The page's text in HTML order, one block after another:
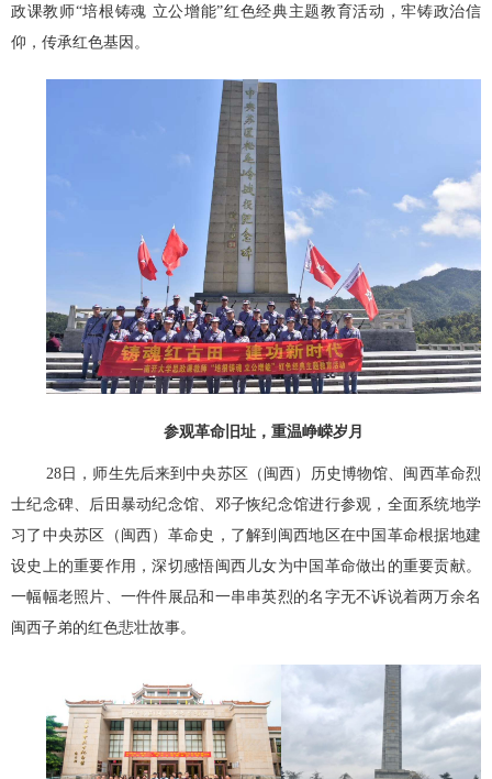
政课教师“培根铸魂 立公增能”红色经典主题教育活动，牢铸政治信
仰，传承红色基因。
参观革命旧址，重温峥嵘岁月
28日，师生先后来到中央苏区（闽西）历史博物馆、闽西革命烈
士纪念碑、后田暴动纪念馆、邓子恢纪念馆进行参观，全面系统地学
习了中央苏区（闽西）革命史，了解到闽西地区在中国革命根据地建
设史上的重要作用，深切感悟闽西儿女为中国革命做出的重要贡献。
一幅幅老照片、一件件展品和一串串英烈的名字无不诉说着两万余名
闽西子弟的红色悲壮故事。